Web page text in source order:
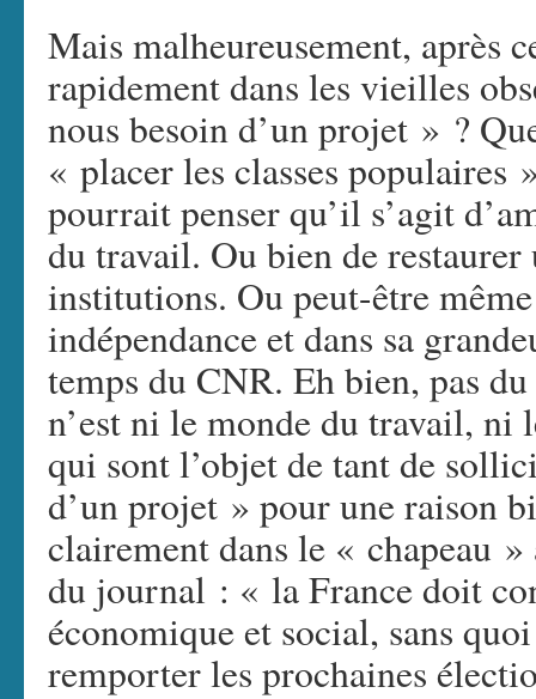
Mais malheureusement, après
rapidement dans les vieilles
nous besoin d’un projet » ?
« placer les classes
pourrait penser qu’il s’agit
du travail. Ou bien de
institutions. Ou peut-être
indépendance et dans sa
temps du CNR. Eh bien, pas
n’est ni le monde du travail,
qui sont l’objet de tant de
d’un projet » pour une raison
clairement dans le « chapeau
du journal : « la France doit
économique et social, sans
remporter les prochaines